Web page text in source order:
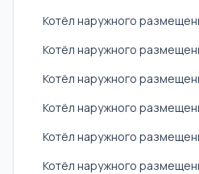
Котёл наружного
Котёл наружного
Котёл наружного
Котёл наружного
Котёл наружного
Котёл наружного